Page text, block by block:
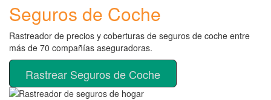
Seguros de Coche
Rastreador de precios y coberturas de seguros de coche entre
más de 70 compañías aseguradoras.
Rastrear Seguros de Coche